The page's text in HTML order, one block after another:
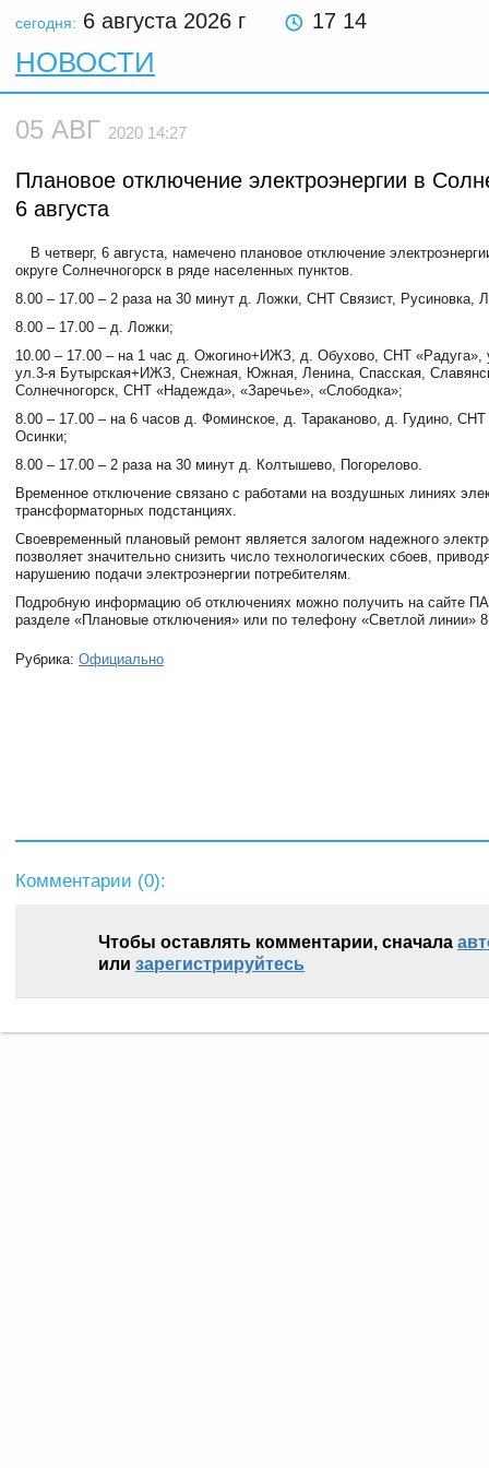
сегодня: 6 августа 2026 г 17 14
НОВОСТИ
05 АВГ 2020 14:27
Плановое отключение электроэнергии в
6 августа
В четверг, 6 августа, намечено плановое отключение
округе Солнечногорск в ряде населенных пунктов.
8.00 – 17.00 – 2 раза на 30 минут д. Ложки, СНТ Связист, Русиновка,
8.00 – 17.00 – д. Ложки;
10.00 – 17.00 – на 1 час д. Ожогино+ИЖЗ, д. Обухово, СНТ «Радуга»,
ул.3-я Бутырская+ИЖЗ, Снежная, Южная, Ленина, Спасская,
Солнечногорск, СНТ «Надежда», «Заречье», «Слободка»;
8.00 – 17.00 – на 6 часов д. Фоминское, д. Тараканово, д. Гудино,
Осинки;
8.00 – 17.00 – 2 раза на 30 минут д. Колтышево, Погорелово.
Временное отключение связано с работами на воздушных линиях
трансформаторных подстанциях.
Своевременный плановый ремонт является залогом надежного
позволяет значительно снизить число технологических сбоев,
нарушению подачи электроэнергии потребителям.
Подробную информацию об отключениях можно получить на сайте
разделе «Плановые отключения» или по телефону «Светлой линии»
Рубрика: Официально
Комментарии (0):
Чтобы оставлять комментарии, сначала
или зарегистрируйтесь